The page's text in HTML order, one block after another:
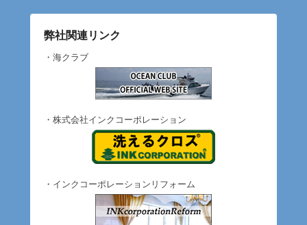
弊社関連リンク
・海クラブ
・株式会社インクコーポレーション
・インクコーポレーションリフォーム